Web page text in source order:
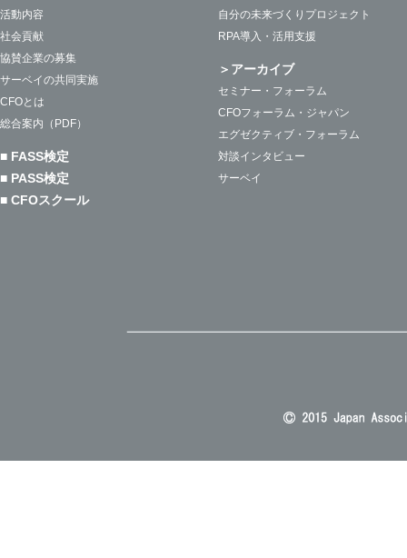
活動内容
社会貢献
協賛企業の募集
サーベイの共同実施
CFOとは
総合案内（PDF）
■ FASS検定
■ PASS検定
■ CFOスクール
自分の未来づくりプロジェクト
RPA導入・活用支援
＞アーカイブ
セミナー・フォーラム
CFOフォーラム・ジャパン
エグゼクティブ・フォーラム
対談インタビュー
サーベイ